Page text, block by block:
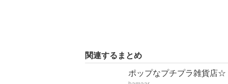
関連するまとめ
ポップなプチプラ雑貨店☆